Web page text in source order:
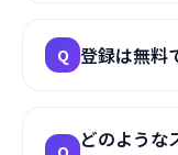
A
空の評価は
コアが決ま
Q 登録は無料
無料でご利
どのような